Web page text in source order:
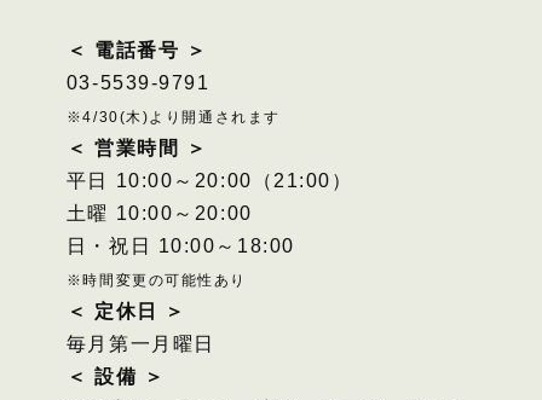
＜ 電話番号 ＞
03-5539-9791
※4/30(木)より開通されます
＜ 営業時間 ＞
平日 10:00～20:00（21:00）
土曜 10:00～20:00
日・祝日 10:00～18:00
※時間変更の可能性あり
＜ 定休日 ＞
毎月第一月曜日
＜ 設備 ＞